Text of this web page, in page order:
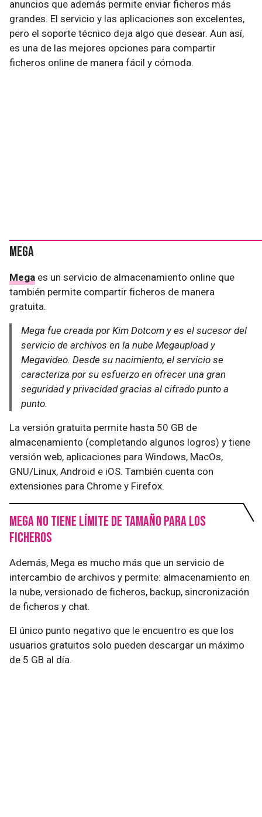
anuncios que además permite enviar ficheros más
grandes. El servicio y las aplicaciones son excelentes,
pero el soporte técnico deja algo que desear. Aun así,
es una de las mejores opciones para compartir
ficheros online de manera fácil y cómoda.
Mega
Mega es un servicio de almacenamiento online que
también permite compartir ficheros de manera
gratuita.
Mega fue creada por Kim Dotcom y es el sucesor del
servicio de archivos en la nube Megaupload y
Megavideo. Desde su nacimiento, el servicio se
caracteriza por su esfuerzo en ofrecer una gran
seguridad y privacidad gracias al cifrado punto a
punto.
La versión gratuita permite hasta 50 GB de
almacenamiento (completando algunos logros) y tiene
versión web, aplicaciones para Windows, MacOs,
GNU/Linux, Android e iOS. También cuenta con
extensiones para Chrome y Firefox.
Mega no tiene límite de tamaño para los
ficheros
Además, Mega es mucho más que un servicio de
intercambio de archivos y permite: almacenamiento en
la nube, versionado de ficheros, backup, sincronización
de ficheros y chat.
El único punto negativo que le encuentro es que los
usuarios gratuitos solo pueden descargar un máximo
de 5 GB al día.